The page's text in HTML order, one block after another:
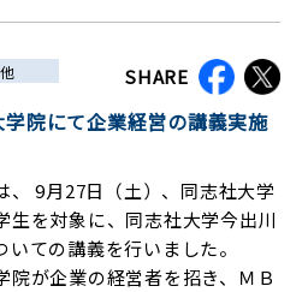
SHARE
院にて企業経営の講義実施
、 9月27日（土）、同志社大学
生を対象に、同志社大学今出川
ての講義を行いました。
院が企業の経営者を招き、ＭＢ